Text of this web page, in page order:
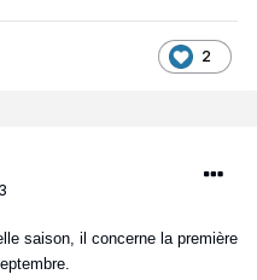
2
saison, il concerne la première